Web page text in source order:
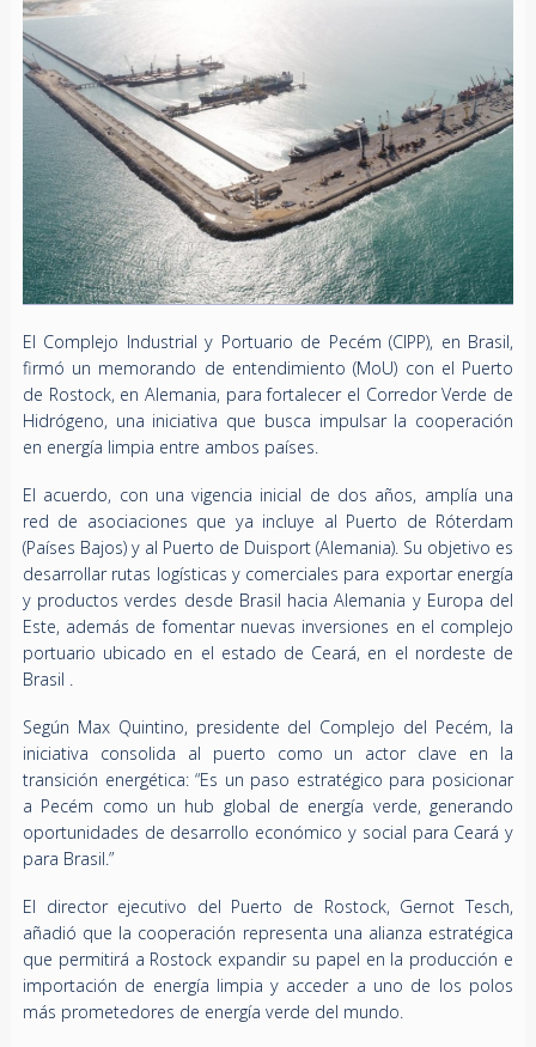
El Complejo Industrial y Portuario de Pecém (CIPP), en Brasil,
firmó un memorando de entendimiento (MoU) con el Puerto
de Rostock, en Alemania, para fortalecer el Corredor Verde de
Hidrógeno, una iniciativa que busca impulsar la cooperación
en energía limpia entre ambos países.
El acuerdo, con una vigencia inicial de dos años, amplía una
red de asociaciones que ya incluye al Puerto de Róterdam
(Países Bajos) y al Puerto de Duisport (Alemania). Su objetivo es
desarrollar rutas logísticas y comerciales para exportar energía
y productos verdes desde Brasil hacia Alemania y Europa del
Este, además de fomentar nuevas inversiones en el complejo
portuario ubicado en el estado de Ceará, en el nordeste de
Brasil .
Según Max Quintino, presidente del Complejo del Pecém, la
iniciativa consolida al puerto como un actor clave en la
transición energética: “Es un paso estratégico para posicionar
a Pecém como un hub global de energía verde, generando
oportunidades de desarrollo económico y social para Ceará y
para Brasil.”
El director ejecutivo del Puerto de Rostock, Gernot Tesch,
añadió que la cooperación representa una alianza estratégica
que permitirá a Rostock expandir su papel en la producción e
importación de energía limpia y acceder a uno de los polos
más prometedores de energía verde del mundo.